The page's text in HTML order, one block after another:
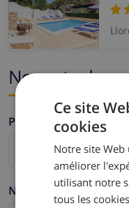
Nom et
Prénom *
Nom de famille *
Ce site
cookies
Notre site
améliorer
utilisant notre
tous les